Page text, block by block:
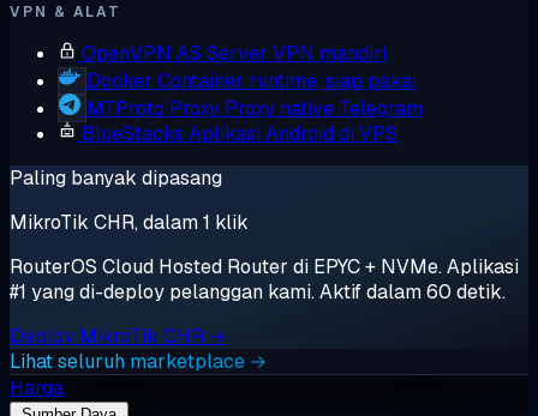
VPN & ALAT
OpenVPN AS Server VPN mandiri
Docker Container runtime, siap pakai
MTProto Proxy Proxy native Telegram
BlueStacks Aplikasi Android di VPS
Paling banyak dipasang
MikroTik CHR, dalam 1 klik
RouterOS Cloud Hosted Router di EPYC + NVMe. Aplikasi
#1 yang di-deploy pelanggan kami. Aktif dalam 60 detik.
Deploy MikroTik CHR →
Lihat seluruh marketplace →
Harga